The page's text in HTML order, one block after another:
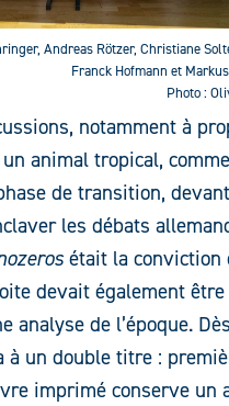
Andreas Rötzer, Christiane
Franck Hofmann et
Photo :
notamment à
animal tropical,
de transition,
les débats
était la conviction
devait également
analyse de l’époque.
à un double titre :
imprimé conserve un